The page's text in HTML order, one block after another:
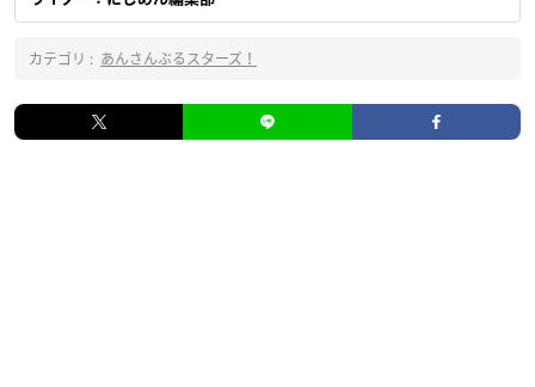
カテゴリ : あんさんぶるスターズ！